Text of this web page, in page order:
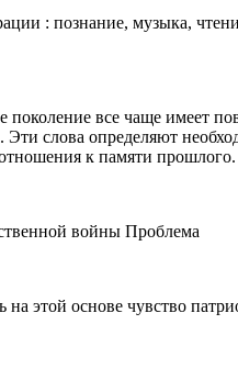
: познание, музыка,
все чаще имеет
Эти слова определяют
к памяти прошлого.
войны Проблема
этой основе чувство